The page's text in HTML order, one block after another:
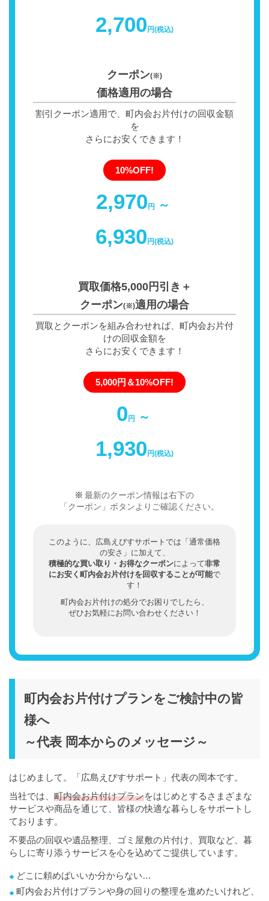
2,700円(税込)
クーポン(※)
価格適用の場合
割引クーポン適用で、町内会お片付けの回収金額
を
さらにお安くできます！
10%OFF!
2,970円 ～
6,930円(税込)
買取価格5,000円引き＋
クーポン(※)適用の場合
買取とクーポンを組み合わせれば、町内会お片付
けの回収金額を
さらにお安くできます！
5,000円＆10%OFF!
0円 ～
1,930円(税込)
最新のクーポン情報は右下の
「クーポン」ボタンよりご確認ください。
このように、広島えびすサポートでは「通常価格
の安さ」に加えて、
積極的な買い取り・お得なクーポンによって非常
にお安く町内会お片付けを回収することが可能で
す！
町内会お片付けの処分でお困りでしたら、
ぜひお気軽にお問い合わせください！
町内会お片付けプランをご検討中の皆
様へ
～代表 岡本からのメッセージ～
はじめまして。「広島えびすサポート」代表の岡本です。
当社では、 町内会お片付けプランをはじめとするさまざまな
サービスや商品を通じて、皆様の快適な暮らしをサポートし
ております。
不要品の回収や遺品整理、ゴミ屋敷の片付け、買取など、暮
らしに寄り添うサービスを心を込めてご提供しています。
どこに頼めばいいか分からない…
町内会お片付けプランや身の回りの整理を進めたいけれど、